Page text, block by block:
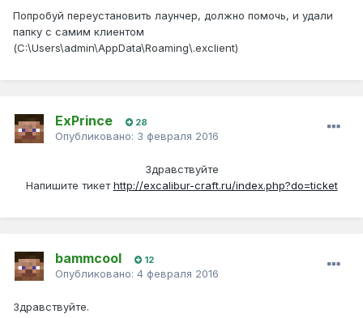
Попробуй переустановить лаунчер, должно помочь, и удали
папку с самим клиентом
(C:\Users\admin\AppData\Roaming\.exclient)
ExPrince 28
Опубликовано: 3 февраля 2016
Здравствуйте
Напишите тикетhttp://excalibur-craft.ru/index.php?do=ticket
bammcool 12
Опубликовано: 4 февраля 2016
Здравствуйте.